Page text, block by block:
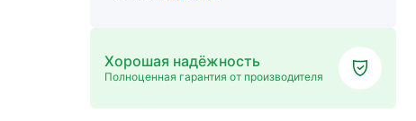
Хорошая надёжность
Полноценная гарантия от производителя